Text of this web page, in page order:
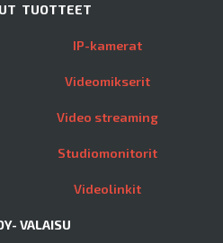
TUOTTEET
IP-kamerat
Videomikserit
Video streaming
Studiomonitorit
Videolinkit
VALAISU